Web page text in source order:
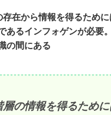
在から情報を得るため
あるインフォゲンが必要
の間にある
の情報を得るために